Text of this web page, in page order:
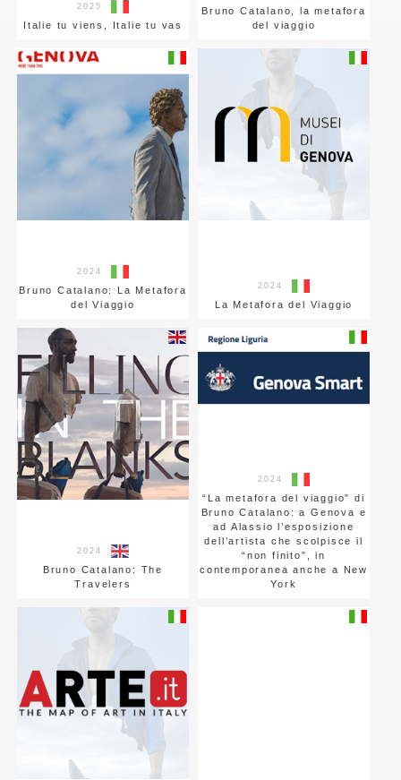
2025
Italie tu viens, Italie tu vas
Bruno Catalano, la metafora
del viaggio
2024
Bruno Catalano: La Metafora
del Viaggio
2024
La Metafora del Viaggio
2024
Bruno Catalano: The
Travelers
2024
“La metafora del viaggio” di
Bruno Catalano: a Genova e
ad Alassio l’esposizione
dell’artista che scolpisce il
“non finito”, in
contemporanea anche a New
York